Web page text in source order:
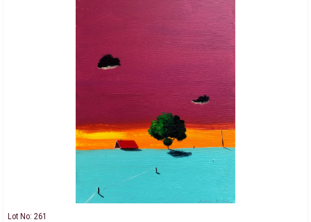
Lot No: 261